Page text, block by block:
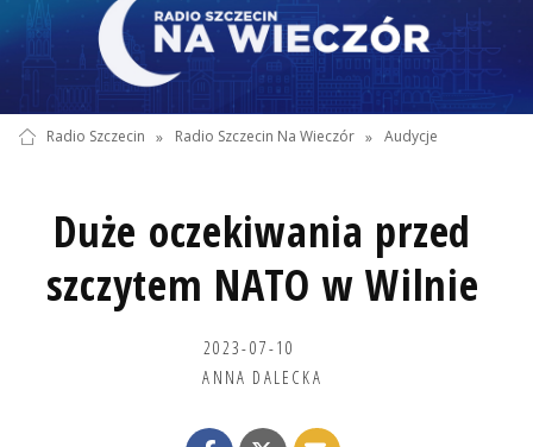
Radio Szczecin » Radio Szczecin Na Wieczór » Audycje
Duże oczekiwania przed
szczytem NATO w Wilnie
2023-07-10
ANNA DALECKA